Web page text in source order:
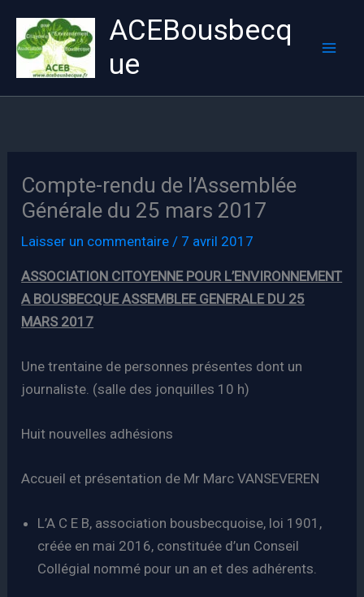
contenu
ACEBousbecq
ue
Compte-rendu de l’Assemblée
Générale du 25 mars 2017
Laisser un commentaire / 7 avril 2017
ASSOCIATION CITOYENNE POUR L’ENVIRONNEMENT
A BOUSBECQUE ASSEMBLEE GENERALE DU 25
MARS 2017
Une trentaine de personnes présentes dont un
journaliste. (salle des jonquilles 10 h)
Huit nouvelles adhésions
Accueil et présentation de Mr Marc VANSEVEREN
L’A C E B, association bousbecquoise, loi 1901,
créée en mai 2016, constituée d’un Conseil
Collégial nommé pour un an et des adhérents.